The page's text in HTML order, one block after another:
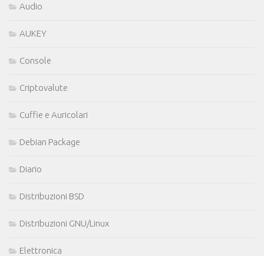
Audio
AUKEY
Console
Criptovalute
Cuffie e Auricolari
Debian Package
Diario
Distribuzioni BSD
Distribuzioni GNU/Linux
Elettronica